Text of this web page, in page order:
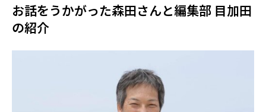
お話をうかがった森田さんと編集部 目加田
の紹介